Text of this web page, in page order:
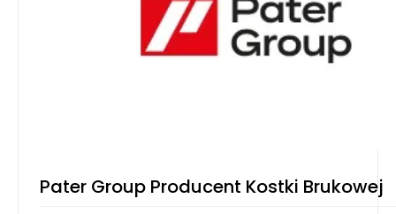
Pater Group Producent Kostki Brukowej